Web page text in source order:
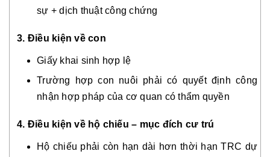
sự + dịch thuật công chứng
3. Điều kiện về con
Giấy khai sinh hợp lệ
Trường hợp con nuôi phải có quyết định công
nhận hợp pháp của cơ quan có thẩm quyền
4. Điều kiện về hộ chiếu – mục đích cư trú
Hộ chiếu phải còn hạn dài hơn thời hạn TRC dự